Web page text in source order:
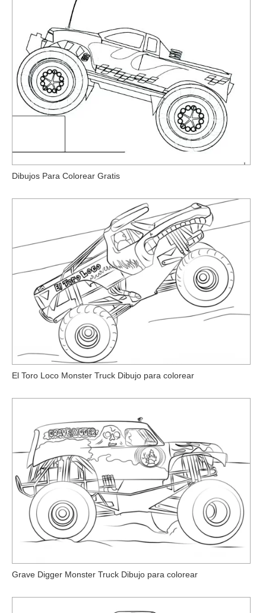
Dibujos Para Colorear Gratis
El Toro Loco Monster Truck Dibujo para colorear
Grave Digger Monster Truck Dibujo para colorear